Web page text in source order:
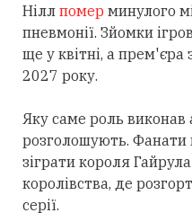
Нілл помер минулого
пневмонії. Зйомки
ще у квітні, а прем'єра
2027 року.
Яку саме роль виконав
розголошують. Фанати
зіграти короля
королівства, де
серії.